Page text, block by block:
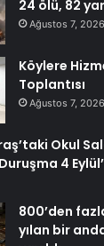
24 ölü, 82
Ağustos 7, 2026
Köylere
Toplantısı
Ağustos 7, 2026
Okul
4
800’den
yılan bir